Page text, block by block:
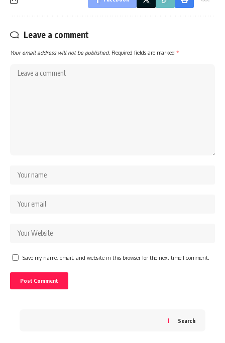
Leave a comment
Your email address will not be published. Required fields are marked *
Save my name, email, and website in this browser for the next time I comment.
Search